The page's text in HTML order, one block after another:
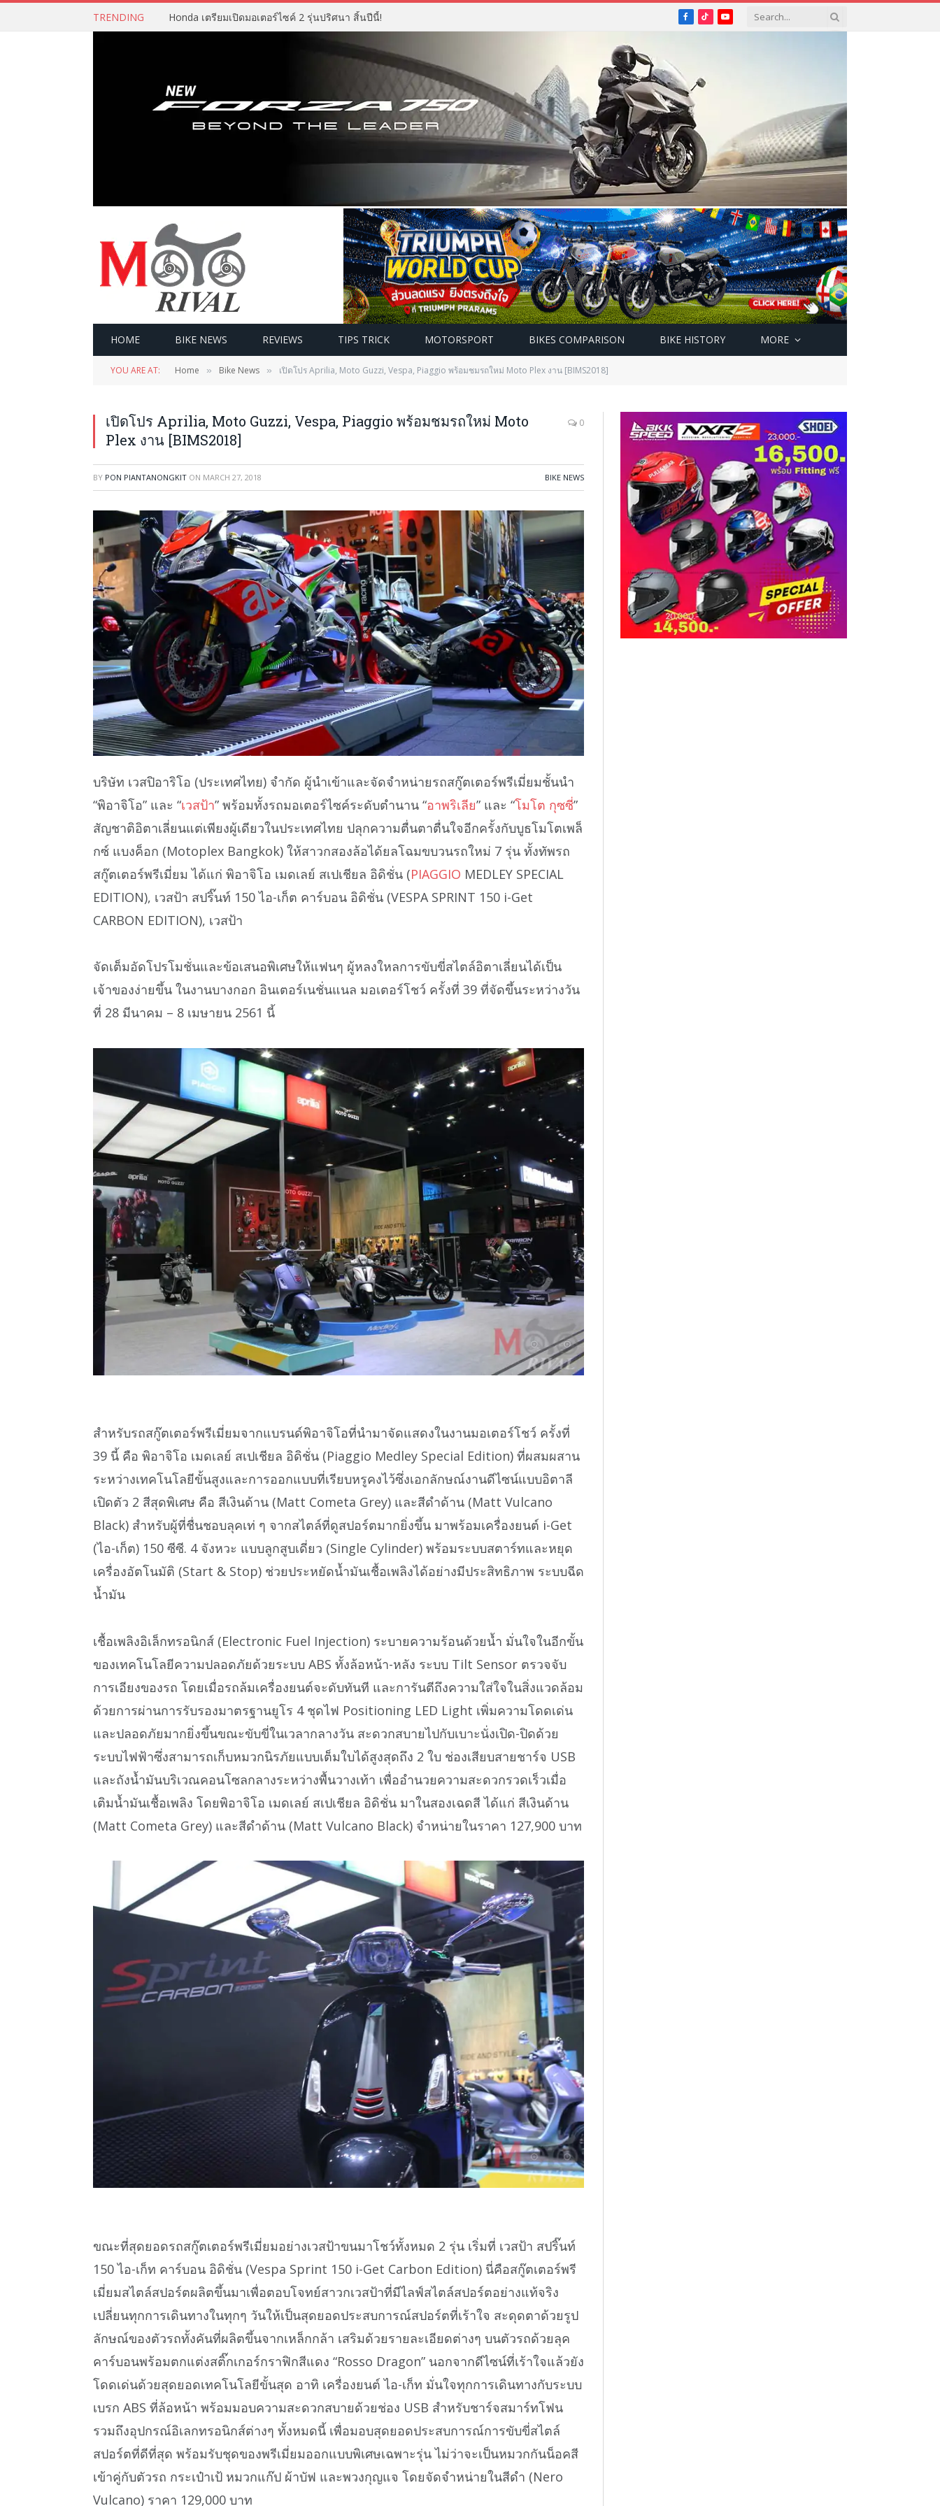
TRENDING Honda เตรียมเปิดมอเตอร์ไซค์ 2 รุ่นปริศนา สิ้นปีนี้! Facebook
TikTokYouTube
HOME BIKE NEWS REVIEWS TIPS TRICK MOTORSPORT BIKES COMPARISON BIKE HISTORY MORE
YOU ARE AT: Home » Bike News » เปิดโปร Aprilia, Moto Guzzi, Vespa, Piaggio พร้อมชมรถใหม่ Moto Plex งาน [BIMS2018]
เปิดโปร Aprilia, Moto Guzzi, Vespa, Piaggio พร้อมชมรถใหม่ Moto
Plex งาน [BIMS2018]
0
BY PON PIANTANONGKIT ON MARCH 27, 2018 BIKE NEWS
บริษัท เวสปิอาริโอ (ประเทศไทย) จำกัด ผู้นำเข้าและจัดจำหน่ายรถสกู๊ตเตอร์พรีเมี่ยมชั้นนำ
“พิอาจิโอ” และ “เวสป้า” พร้อมทั้งรถมอเตอร์ไซค์ระดับตำนาน “อาพริเลีย” และ “โมโต กุซซี่”
สัญชาติอิตาเลี่ยนแต่เพียงผู้เดียวในประเทศไทย ปลุกความตื่นตาตื่นใจอีกครั้งกับบูธโมโตเพล็
กซ์ แบงค็อก (Motoplex Bangkok) ให้สาวกสองล้อได้ยลโฉมขบวนรถใหม่ 7 รุ่น ทั้งทัพรถ
สกู๊ตเตอร์พรีเมี่ยม ได้แก่ พิอาจิโอ เมดเลย์ สเปเชียล อิดิชั่น (PIAGGIO MEDLEY SPECIAL
EDITION), เวสป้า สปริ๊นท์ 150 ไอ-เก็ต คาร์บอน อิดิชั่น (VESPA SPRINT 150 i-Get
CARBON EDITION), เวสป้า
จัดเต็มอัดโปรโมชั่นและข้อเสนอพิเศษให้แฟนๆ ผู้หลงใหลการขับขี่สไตล์อิตาเลี่ยนได้เป็น
เจ้าของง่ายขึ้น ในงานบางกอก อินเตอร์เนชั่นแนล มอเตอร์โชว์ ครั้งที่ 39 ที่จัดขึ้นระหว่างวัน
ที่ 28 มีนาคม – 8 เมษายน 2561 นี้
สำหรับรถสกู๊ตเตอร์พรีเมี่ยมจากแบรนด์พิอาจิโอที่นำมาจัดแสดงในงานมอเตอร์โชว์ ครั้งที่
39 นี้ คือ พิอาจิโอ เมดเลย์ สเปเชียล อิดิชั่น (Piaggio Medley Special Edition) ที่ผสมผสาน
ระหว่างเทคโนโลยีขั้นสูงและการออกแบบที่เรียบหรูคงไว้ซึ่งเอกลักษณ์งานดีไซน์แบบอิตาลี
เปิดตัว 2 สีสุดพิเศษ คือ สีเงินด้าน (Matt Cometa Grey) และสีดำด้าน (Matt Vulcano
Black) สำหรับผู้ที่ชื่นชอบลุคเท่ ๆ จากสไตล์ที่ดูสปอร์ตมากยิ่งขึ้น มาพร้อมเครื่องยนต์ i-Get
(ไอ-เก็ต) 150 ซีซี. 4 จังหวะ แบบลูกสูบเดี่ยว (Single Cylinder) พร้อมระบบสตาร์ทและหยุด
เครื่องอัตโนมัติ (Start & Stop) ช่วยประหยัดน้ำมันเชื้อเพลิงได้อย่างมีประสิทธิภาพ ระบบฉีด
น้ำมัน
เชื้อเพลิงอิเล็กทรอนิกส์ (Electronic Fuel Injection) ระบายความร้อนด้วยน้ำ มั่นใจในอีกขั้น
ของเทคโนโลยีความปลอดภัยด้วยระบบ ABS ทั้งล้อหน้า-หลัง ระบบ Tilt Sensor ตรวจจับ
การเอียงของรถ โดยเมื่อรถล้มเครื่องยนต์จะดับทันที และการันตีถึงความใส่ใจในสิ่งแวดล้อม
ด้วยการผ่านการรับรองมาตรฐานยูโร 4 ชุดไฟ Positioning LED Light เพิ่มความโดดเด่น
และปลอดภัยมากยิ่งขึ้นขณะขับขี่ในเวลากลางวัน สะดวกสบายไปกับเบาะนั่งเปิด-ปิดด้วย
ระบบไฟฟ้าซึ่งสามารถเก็บหมวกนิรภัยแบบเต็มใบได้สูงสุดถึง 2 ใบ ช่องเสียบสายชาร์จ USB
และถังน้ำมันบริเวณคอนโซลกลางระหว่างพื้นวางเท้า เพื่ออำนวยความสะดวกรวดเร็วเมื่อ
เติมน้ำมันเชื้อเพลิง โดยพิอาจิโอ เมดเลย์ สเปเชียล อิดิชั่น มาในสองเฉดสี ได้แก่ สีเงินด้าน
(Matt Cometa Grey) และสีดำด้าน (Matt Vulcano Black) จำหน่ายในราคา 127,900 บาท
ขณะที่สุดยอดรถสกู๊ตเตอร์พรีเมี่ยมอย่างเวสป้าขนมาโชว์ทั้งหมด 2 รุ่น เริ่มที่ เวสป้า สปริ๊นท์
150 ไอ-เก็ท คาร์บอน อิดิชั่น (Vespa Sprint 150 i-Get Carbon Edition) นี่คือสกู๊ตเตอร์พรี
เมี่ยมสไตล์สปอร์ตผลิตขึ้นมาเพื่อตอบโจทย์สาวกเวสป้าที่มีไลฟ์สไตล์สปอร์ตอย่างแท้จริง
เปลี่ยนทุกการเดินทางในทุกๆ วันให้เป็นสุดยอดประสบการณ์สปอร์ตที่เร้าใจ สะดุดตาด้วยรูป
ลักษณ์ของตัวรถทั้งคันที่ผลิตขึ้นจากเหล็กกล้า เสริมด้วยรายละเอียดต่างๆ บนตัวรถด้วยลุค
คาร์บอนพร้อมตกแต่งสติ๊กเกอร์กราฟิกสีแดง “Rosso Dragon” นอกจากดีไซน์ที่เร้าใจแล้วยัง
โดดเด่นด้วยสุดยอดเทคโนโลยีขั้นสุด อาทิ เครื่องยนต์ ไอ-เก็ท มั่นใจทุกการเดินทางกับระบบ
เบรก ABS ที่ล้อหน้า พร้อมมอบความสะดวกสบายด้วยช่อง USB สำหรับชาร์จสมาร์ทโฟน
รวมถึงอุปกรณ์อิเลกทรอนิกส์ต่างๆ ทั้งหมดนี้ เพื่อมอบสุดยอดประสบการณ์การขับขี่สไตล์
สปอร์ตที่ดีที่สุด พร้อมรับชุดของพรีเมี่ยมออกแบบพิเศษเฉพาะรุ่น ไม่ว่าจะเป็นหมวกกันน็อคสี
เข้าคู่กับตัวรถ กระเป๋าเป้ หมวกแก๊ป ผ้าบัฟ และพวงกุญแจ โดยจัดจำหน่ายในสีดำ (Nero
Vulcano) ราคา 129,000 บาท